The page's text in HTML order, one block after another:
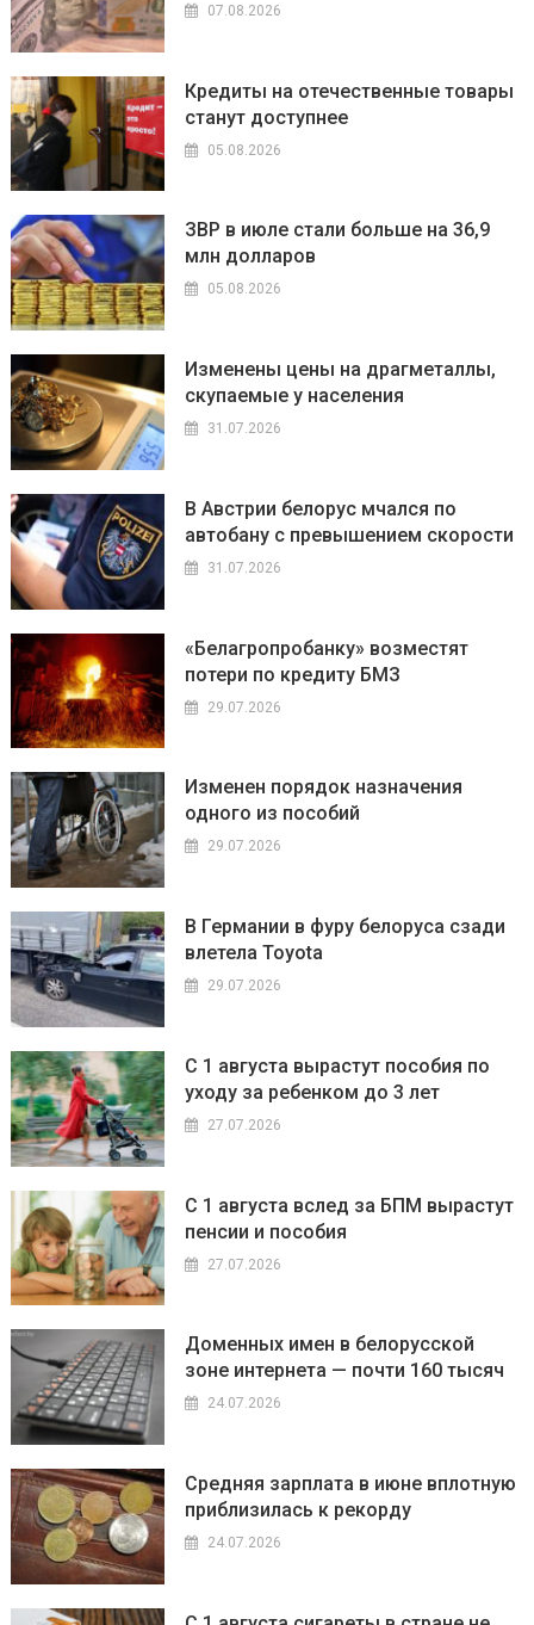
07.08.2026
Кредиты на отечественные товары
станут доступнее
05.08.2026
ЗВР в июле стали больше на 36,9
млн долларов
05.08.2026
Изменены цены на драгметаллы,
скупаемые у населения
31.07.2026
В Австрии белорус мчался по
автобану с превышением скорости
31.07.2026
«Белагропробанку» возместят
потери по кредиту БМЗ
29.07.2026
Изменен порядок назначения
одного из пособий
29.07.2026
В Германии в фуру белоруса сзади
влетела Toyota
29.07.2026
С 1 августа вырастут пособия по
уходу за ребенком до 3 лет
27.07.2026
С 1 августа вслед за БПМ вырастут
пенсии и пособия
27.07.2026
Доменных имен в белорусской
зоне интернета — почти 160 тысяч
24.07.2026
Средняя зарплата в июне вплотную
приблизилась к рекорду
24.07.2026